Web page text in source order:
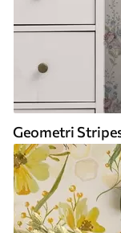
Geometri